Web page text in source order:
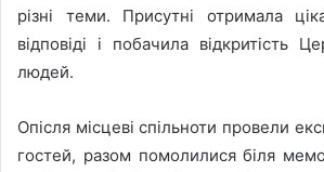
різні теми. Присутні отримала
відповіді і побачила відкритість
людей.
Опісля місцеві спільноти провели
гостей, разом помолилися біля